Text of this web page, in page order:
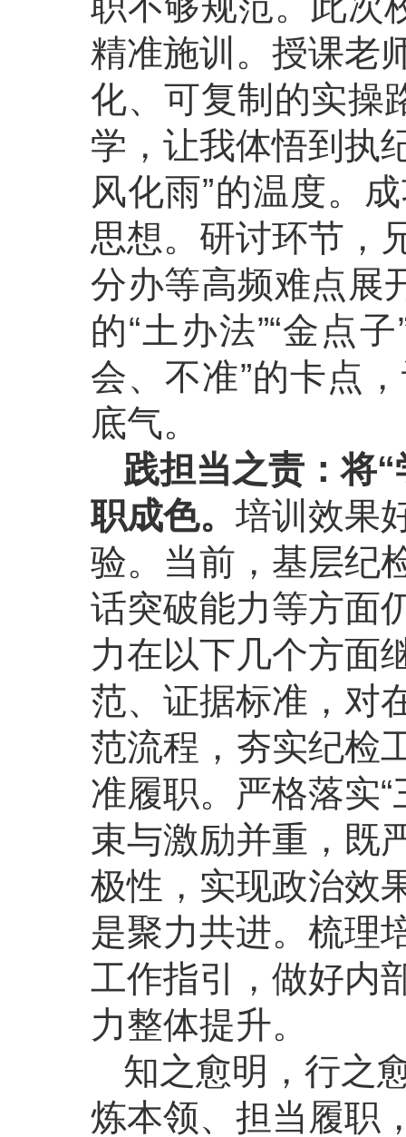
精准施训。授课老
化、可复制的实操
学，让我体悟到执
风化雨”的温度。
思想。研讨环节，
分办等高频难点展
的“土办法”“金点
会、不准”的卡点
底气。
践担当之责：将
职成色。 培训效果
验。当前，基层纪
话突破能力等方面
力在以下几个方面
范、证据标准，对
范流程，夯实纪检
准履职。严格落实
束与激励并重，既
极性，实现政治效
是聚力共进。梳理
工作指引，做好内
力整体提升。
知之愈明，行之
炼本领、担当履职